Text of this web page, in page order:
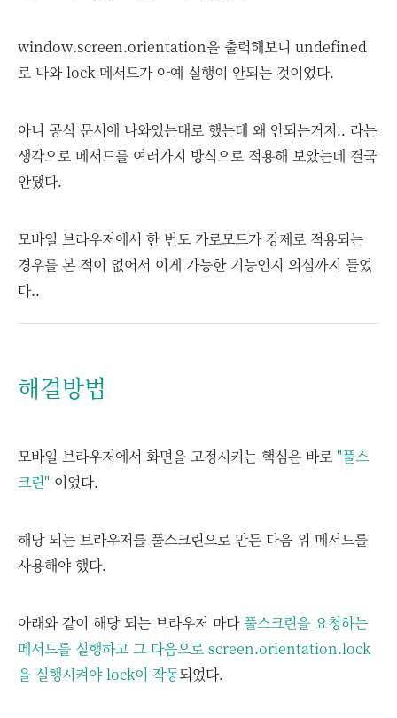
window.screen.orientation을 출력해보니 undefined
로 나와 lock 메서드가 아예 실행이 안되는 것이었다.
아니 공식 문서에 나와있는대로 했는데 왜 안되는거지.. 라는
생각으로 메서드를 여러가지 방식으로 적용해 보았는데 결국
안됐다.
모바일 브라우저에서 한 번도 가로모드가 강제로 적용되는
경우를 본 적이 없어서 이게 가능한 기능인지 의심까지 들었
다..
해결방법
모바일 브라우저에서 화면을 고정시키는 핵심은 바로 "풀스
크린" 이었다.
해당 되는 브라우저를 풀스크린으로 만든 다음 위 메서드를
사용해야 했다.
아래와 같이 해당 되는 브라우저 마다풀스크린을 요청하는
메서드를 실행하고 그 다음으로 screen.orientation.lock
을 실행시켜야 lock이 작동되었다.